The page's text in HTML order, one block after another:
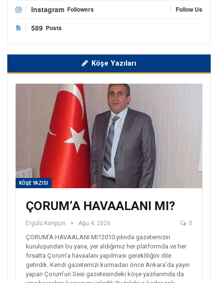
Instagram Followers Follow Us
589 Posts
Köşe Yazıları
KÖŞE YAZISI
ÇORUM’A HAVAALANI MI?
Ergülü Karipçin Ağu 4, 2026 0
ÇORUM’A HAVAALANI MI? ​2010 yılında gazetemizin
kuruluşundan bu yana, yer aldığımız her platformda ve her
fırsatta Çorum’a havaalanı yapılması gerekliliğini dile
getirdik. Kendi gazetemizi kurmadan önce Ankara’da yayın
yapan Çorum’un Sesi gazetesindeki köşe yazılarımda da